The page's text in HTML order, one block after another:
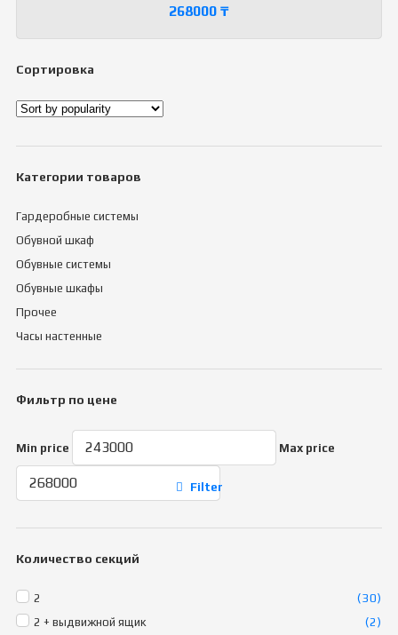
268000 ₸
Сортировка
Категории товаров
Гардеробные системы
Обувной шкаф
Обувные системы
Обувные шкафы
Прочее
Часы настенные
Фильтр по цене
Min price Max price
Filter
Количество секций
2
(30)
2 + выдвижной ящик
(2)